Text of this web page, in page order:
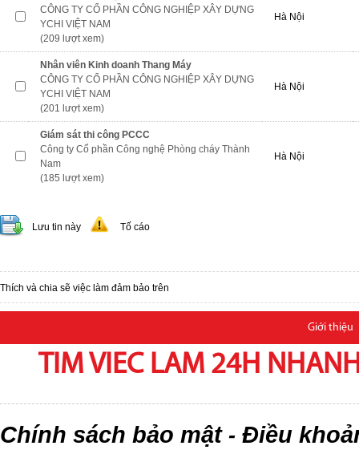
CÔNG TY CỔ PHẦN CÔNG NGHIỆP XÂY DỰNG
YCHI VIỆT NAM
(209 lượt xem)
Hà Nội
Nhân viên Kinh doanh Thang Máy
CÔNG TY CỔ PHẦN CÔNG NGHIỆP XÂY DỰNG
YCHI VIỆT NAM
(201 lượt xem)
Hà Nội
Giám sát thi công PCCC
Công ty Cổ phần Công nghệ Phòng cháy Thành
Nam
(185 lượt xem)
Hà Nội
Lưu tin này Tố cáo
Thích và chia sẽ việc làm đảm bảo trên
Giới thiệu
TIM VIEC LAM 24H
Chính sách bảo mật- Điều